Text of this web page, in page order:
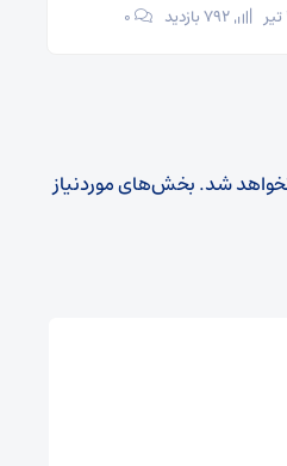
۰
شد.بخش‌های موردنیاز